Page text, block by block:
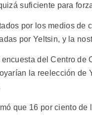
suficiente para
por los medios
por Yeltsin, y la
del Centro
la reelección de
que 16 por ciento